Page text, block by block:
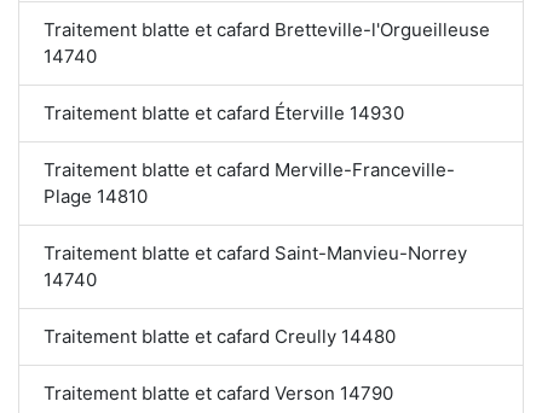
Traitement blatte et cafard Bretteville-l'Orgueilleuse
14740
Traitement blatte et cafard Éterville 14930
Traitement blatte et cafard Merville-Franceville-
Plage 14810
Traitement blatte et cafard Saint-Manvieu-Norrey
14740
Traitement blatte et cafard Creully 14480
Traitement blatte et cafard Verson 14790